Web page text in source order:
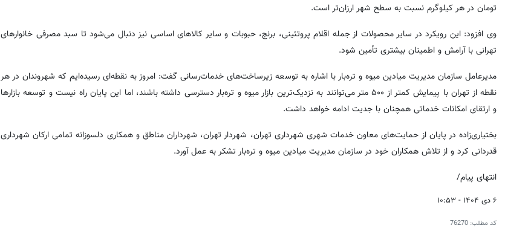
تومان در هر کیلوگرم نسبت به سطح شهر ارزان‌تر است.
وی افزود: این رویکرد در سایر محصولات از جمله اقلام پروتئینی، برنج، حبوبات و سایر کالاهای اساسی نیز دنبال می‌شود تا سبد مصرفی خانوارهای
تهرانی با آرامش و اطمینان بیشتری تأمین شود.
مدیرعامل سازمان مدیریت میادین میوه و تره‌بار با اشاره به توسعه زیرساخت‌های خدمات‌رسانی گفت: امروز به نقطه‌ای رسیده‌ایم که شهروندان در هر
نقطه از تهران با پیمایش کمتر از ۵۰۰ متر می‌توانند به نزدیک‌ترین بازار میوه و تره‌بار دسترسی داشته باشند، اما این پایان راه نیست و توسعه بازارها
و ارتقای امکانات خدماتی همچنان با جدیت ادامه خواهد داشت.
بختیاری‌زاده در پایان از حمایت‌های معاون خدمات شهری شهرداری تهران، شهردار تهران، شهرداران مناطق و همکاری دلسوزانه تمامی ارکان شهرداری
قدردانی کرد و از تلاش همکاران خود در سازمان مدیریت میادین میوه و تره‌بار تشکر به عمل آورد.
انتهای پیام/
۶ دی ۱۴۰۴ - ۱۰:۵۳
کد مطلب: 76270